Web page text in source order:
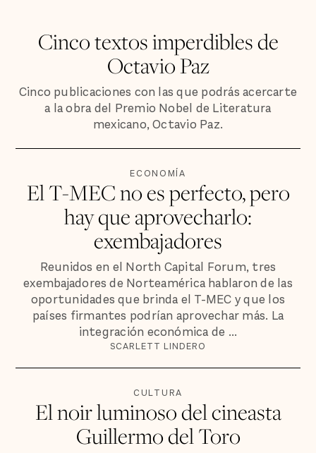
Cinco textos imperdibles de
Octavio Paz
Cinco publicaciones con las que podrás acercarte
a la obra del Premio Nobel de Literatura
mexicano, Octavio Paz.
ECONOMÍA
El T-MEC no es perfecto, pero
hay que aprovecharlo:
exembajadores
Reunidos en el North Capital Forum, tres
exembajadores de Norteamérica hablaron de las
oportunidades que brinda el T-MEC y que los
países firmantes podrían aprovechar más. La
integración económica de ...
SCARLETT LINDERO
CULTURA
El noir luminoso del cineasta
Guillermo del Toro